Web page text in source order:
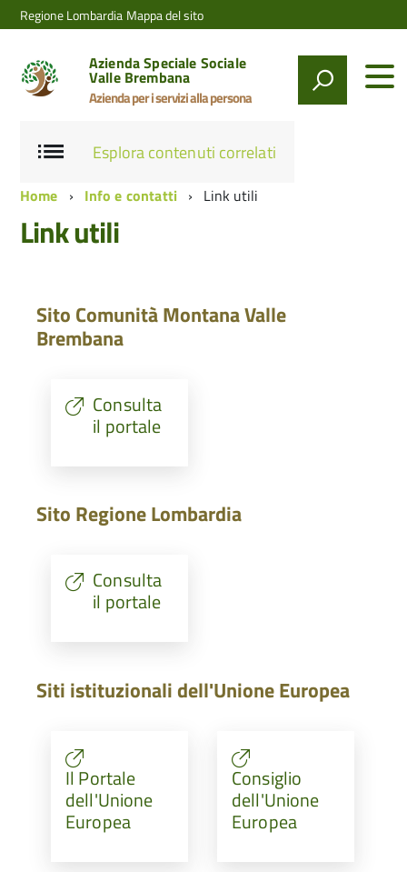
Regione Lombardia Mappa del sito
Azienda Speciale Sociale
Valle Brembana
Azienda per i servizi alla persona
Esplora contenuti correlati
Home Info e contatti Link utili
Link utili
Sito Comunità Montana Valle
Brembana
Consulta
il portale
Sito Regione Lombardia
Consulta
il portale
Siti istituzionali dell'Unione Europea
Il Portale
dell'Unione
Europea
Consiglio
dell'Unione
Europea